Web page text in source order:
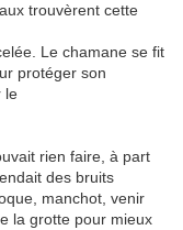
trouvèrent cette
Le chamane se fit
protéger son
le
faire, à part
des bruits
manchot, venir
la grotte pour mieux